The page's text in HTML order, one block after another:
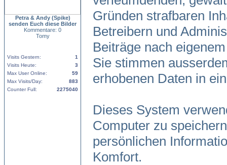
Petra & Andy (Spike)
senden Euch diese Bilder
Kommentare: 0
Tomy
Visits Gestern:
1
Visits Heute:
3
Max User Online:
59
Max Visits/Day:
883
Counter Full:
2275040
Gründen strafbaren
Betreibern und
Beiträge nach
Sie stimmen
erhobenen Daten in
Dieses System
Computer zu
persönlichen
Komfort.